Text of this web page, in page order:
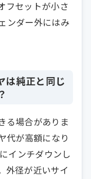
フセットが小さ
ンダー外にはみ
は純正と同じ
る場合がありま
代が高額になり
インチダウンし
外径が近いサイ